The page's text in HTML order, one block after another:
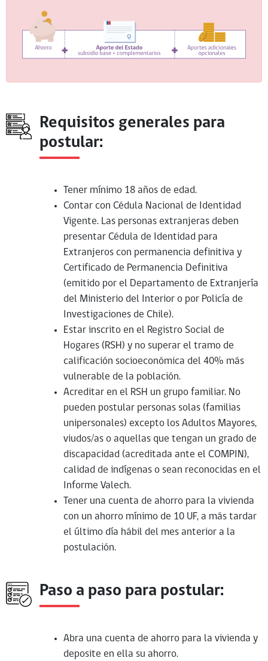
Requisitos generales para
postular:
Tener mínimo 18 años de edad.
Contar con Cédula Nacional de Identidad
Vigente. Las personas extranjeras deben
presentar Cédula de Identidad para
Extranjeros con permanencia definitiva y
Certificado de Permanencia Definitiva
(emitido por el Departamento de Extranjería
del Ministerio del Interior o por Policía de
Investigaciones de Chile).
Estar inscrito en el Registro Social de
Hogares (RSH) y no superar el tramo de
calificación socioeconómica del 40% más
vulnerable de la población.
Acreditar en el RSH un grupo familiar. No
pueden postular personas solas (familias
unipersonales) excepto los Adultos Mayores,
viudos/as o aquellas que tengan un grado de
discapacidad (acreditada ante el COMPIN),
calidad de indígenas o sean reconocidas en el
Informe Valech.
Tener una cuenta de ahorro para la vivienda
con un ahorro mínimo de 10 UF, a más tardar
el último día hábil del mes anterior a la
postulación.
Paso a paso para postular:
Abra una cuenta de ahorro para la vivienda y
deposite en ella su ahorro.